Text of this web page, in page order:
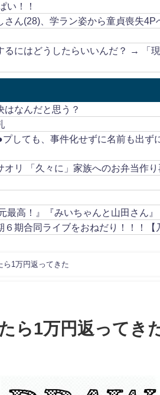
い！！
さん(28)、学ラン姿から童貞喪失4P
るにはどうしたらいいんだ？ → 「
はなんだと思う？
しても、事件化せずに名前も出ず
リ 「久々に」家族へのお弁当作り
最高！』『みいちゃんと山田さん
期合同ライブをおねだり！！！【
ら1万円返ってきた
ら1万円返ってき